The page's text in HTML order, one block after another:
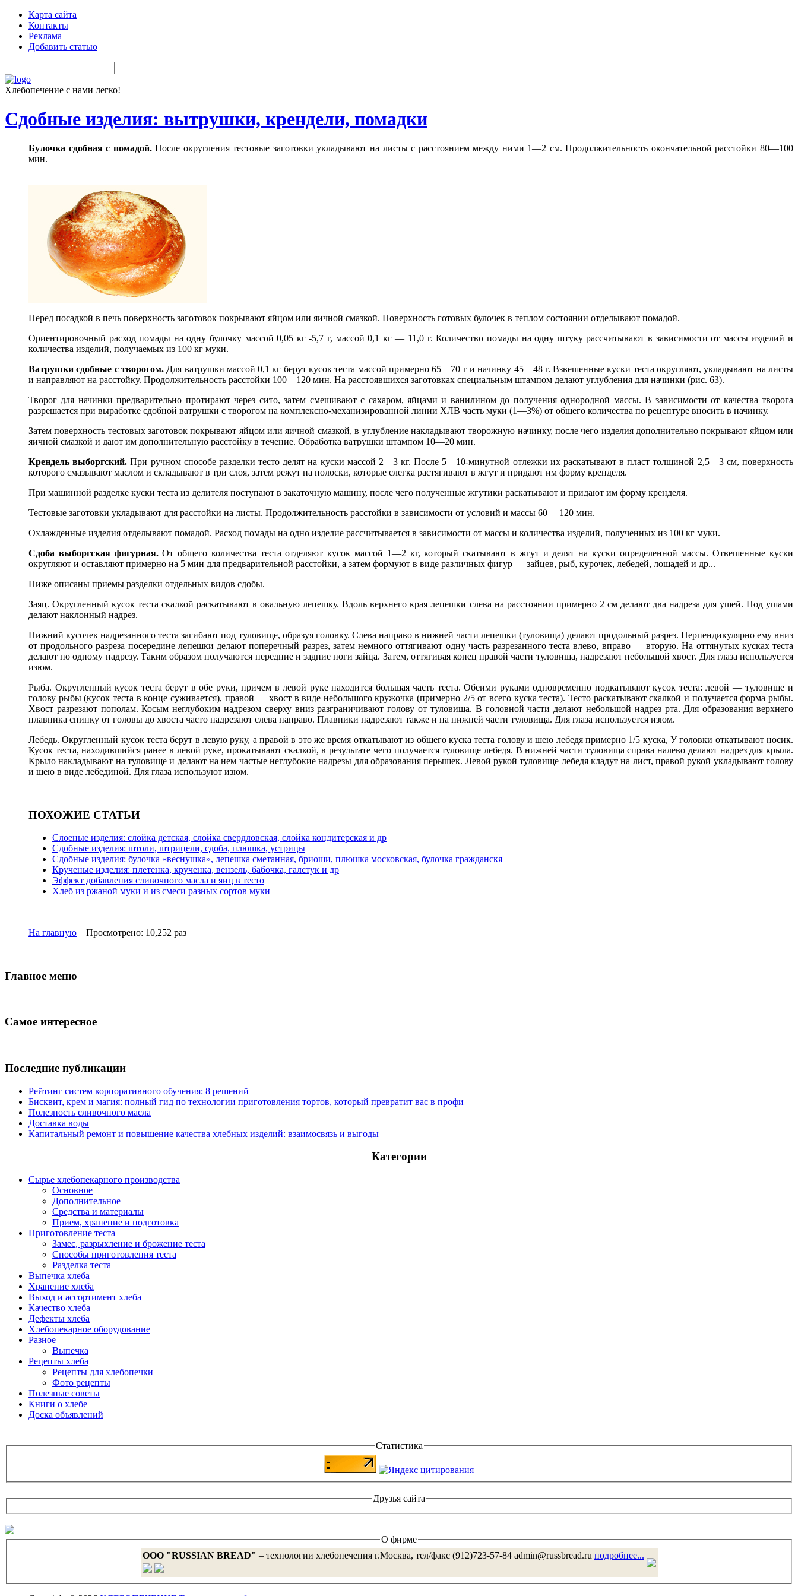
Карта сайта
Контакты
Реклама
Добавить статью
Хлебопечение с нами легко!
Сдобные изделия: вытрушки, крендели, помадки
Булочка сдобная с помадой.После округления тестовые заготовки укладывают на листы с расстоянием между ними 1—2 см. Продолжительность окончательной расстойки 80—100
мин.
Перед посадкой в печь поверхность заготовок покрывают яйцом или яичной смазкой. Поверхность готовых булочек в теплом состоянии отделывают помадой.
Ориентировочный расход помады на одну булочку массой 0,05 кг -5,7 г, массой 0,1 кг — 11,0 г. Количество помады на одну штуку рассчитывают в зависимости от массы изделий и
количества изделий, получаемых из 100 кг муки.
Ватрушки сдобные с творогом.Для ватрушки массой 0,1 кг берут кусок теста массой примерно 65—70 г и начинку 45—48 г. Взвешенные куски теста округляют, укладывают на листы
и направляют на расстойку. Продолжительность расстойки 100—120 мин. На расстоявшихся заготовках специальным штампом делают углубления для начинки (рис. 63).
Творог для начинки предварительно протирают через сито, затем смешивают с сахаром, яйцами и ванилином до получения однородной массы. В зависимости от качества творога
разрешается при выработке сдобной ватрушки с творогом на комплексно-механизированной линии ХЛВ часть муки (1—3%) от общего количества по рецептуре вносить в начинку.
Затем поверхность тестовых заготовок покрывают яйцом или яичной смазкой, в углубление накладывают творожную начинку, после чего изделия дополнительно покрывают яйцом или
яичной смазкой и дают им дополнительную расстойку в течение. Обработка ватрушки штампом 10—20 мин.
Крендель выборгский. При ручном способе разделки тесто делят на куски массой 2—3 кг. После 5—10-минутной отлежки их раскатывают в пласт толщиной 2,5—3 см, поверхность
которого смазывают маслом и складывают в три слоя, затем режут на полоски, которые слегка растягивают в жгут и придают им форму кренделя.
При машинной разделке куски теста из делителя поступают в закаточную машину, после чего полученные жгутики раскатывают и придают им форму кренделя.
Тестовые заготовки укладывают для расстойки на листы. Продолжительность расстойки в зависимости от условий и массы 60— 120 мин.
Охлажденные изделия отделывают помадой. Расход помады на одно изделие рассчитывается в зависимости от массы и количества изделий, полученных из 100 кг муки.
Сдоба выборгская фигурная.От общего количества теста отделяют кусок массой 1—2 кг, который скатывают в жгут и делят на куски определенной массы. Отвешенные куски
округляют и оставляют примерно на 5 мин для предварительной расстойки, а затем формуют в виде различных фигур — зайцев, рыб, курочек, лебедей, лошадей и др...
Ниже описаны приемы разделки отдельных видов сдобы.
Заяц. Округленный кусок теста скалкой раскатывают в овальную лепешку. Вдоль верхнего края лепешки слева на расстоянии примерно 2 см делают два надреза для ушей. Под ушами
делают наклонный надрез.
Нижний кусочек надрезанного теста загибают под туловище, образуя головку. Слева направо в нижней части лепешки (туловища) делают продольный разрез. Перпендикулярно ему вниз
от продольного разреза посередине лепешки делают поперечный разрез, затем немного оттягивают одну часть разрезанного теста влево, вправо — вторую. На оттянутых кусках теста
делают по одному надрезу. Таким образом получаются передние и задние ноги зайца. Затем, оттягивая конец правой части туловища, надрезают небольшой хвост. Для глаза используется
изюм.
Рыба. Округленный кусок теста берут в обе руки, причем в левой руке находится большая часть теста. Обеими руками одновременно подкатывают кусок теста: левой — туловище и
голову рыбы (кусок теста в конце суживается), правой — хвост в виде небольшого кружочка (примерно 2/5 от всего куска теста). Тесто раскатывают скалкой и получается форма рыбы.
Хвост разрезают пополам. Косым неглубоким надрезом сверху вниз разграничивают голову от туловища. В головной части делают небольшой надрез рта. Для образования верхнего
плавника спинку от головы до хвоста часто надрезают слева направо. Плавники надрезают также и на нижней части туловища. Для глаза используется изюм.
Лебедь. Округленный кусок теста берут в левую руку, а правой в это же время откатывают из общего куска теста голову и шею лебедя примерно 1/5 куска, У головки откатывают носик.
Кусок теста, находившийся ранее в левой руке, прокатывают скалкой, в результате чего получается туловище лебедя. В нижней части туловища справа налево делают надрез для крыла.
Крыло накладывают на туловище и делают на нем частые неглубокие надрезы для образования перышек. Левой рукой туловище лебедя кладут на лист, правой рукой укладывают голову
и шею в виде лебединой. Для глаза используют изюм.
ПОХОЖИЕ СТАТЬИ
Слоеные изделия: слойка детская, слойка свердловская, слойка кондитерская и др
Сдобные изделия: штоли, штрицели, сдоба, плюшка, устрицы
Сдобные изделия: булочка «веснушка», лепешка сметанная, бриоши, плюшка московская, булочка гражданскя
Крученые изделия: плетенка, крученка, вензель, бабочка, галстук и др
Эффект добавления сливочного масла и яиц в тесто
Хлеб из ржаной муки и из смеси разных сортов муки
На главную Просмотрено: 10,252 раз
Главное меню
Самое интересное
Последние публикации
Рейтинг систем корпоративного обучения: 8 решений
Бисквит, крем и магия: полный гид по технологии приготовления тортов, который превратит вас в профи
Полезность сливочного масла
Доставка воды
Капитальный ремонт и повышение качества хлебных изделий: взаимосвязь и выгоды
Категории
Сырье хлебопекарного производства
Основное
Дополнительное
Средства и материалы
Прием, хранение и подготовка
Приготовление теста
Замес, разрыхление и брожение теста
Способы приготовления теста
Разделка теста
Выпечка хлеба
Хранение хлеба
Выход и ассортимент хлеба
Качество хлеба
Дефекты хлеба
Хлебопекарное оборудование
Разное
Выпечка
Рецепты хлеба
Рецепты для хлебопечки
Фото рецепты
Полезные советы
Книги о хлебе
Доска объявлений
Статистика
Друзья сайта
О фирме
OOO "RUSSIAN BREAD" – технологии хлебопечения г.Москва, тел/факс (912)723-57-84 admin@russbread.ru подробнее...